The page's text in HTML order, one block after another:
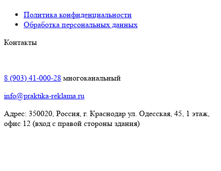
Политика конфиденциальности
Обработка персональных данных
Контакты
8 (903) 41-000-28 многоканальный
info@praktika-reklama.ru
Адрес: 350020, Россия, г. Краснодар ул. Одесская, 45, 1 этаж,
офис 12 (вход с правой стороны здания)